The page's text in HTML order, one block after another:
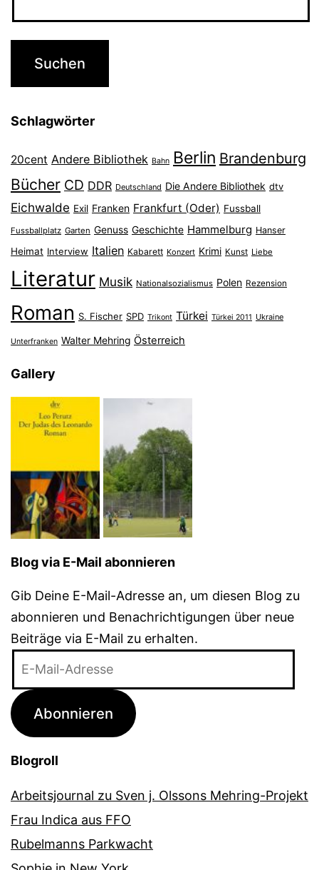
Schlagwörter
20cent Andere Bibliothek Bahn Berlin Brandenburg
Bücher CD DDR Deutschland Die Andere Bibliothek dtv
Eichwalde Exil Franken Frankfurt (Oder) Fussball
Fussballplatz Garten Genuss Geschichte Hammelburg Hanser
Heimat Interview Italien Kabarett Konzert Krimi Kunst Liebe
Literatur Musik Nationalsozialismus Polen Rezension
Roman S. Fischer SPD Trikont Türkei Türkei 2011 Ukraine
Unterfranken Walter Mehring Österreich
Gallery
Blog via E-Mail abonnieren
Gib Deine E-Mail-Adresse an, um diesen Blog zu
abonnieren und Benachrichtigungen über neue
Beiträge via E-Mail zu erhalten.
Adresse
Abonnieren
Blogroll
Arbeitsjournal zu Sven j. Olssons Mehring-Projekt
Frau Indica aus FFO
Rubelmanns Parkwacht